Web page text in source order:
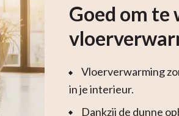
Goed om te
Vloerverwarming
in je interieur.
Dankzij de dunne